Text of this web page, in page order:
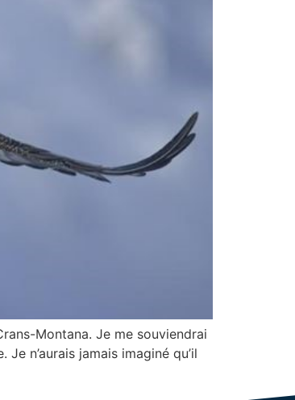
Montana. Je me souviendrai
n’aurais jamais imaginé qu’il